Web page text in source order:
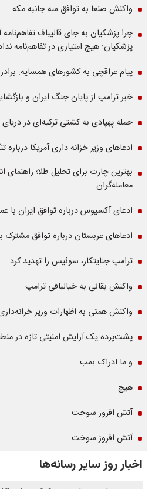
واکنش صنعا به توافق سه جانبه مکه
چرا پزشکیان به جای قالیباف
پزشکیان: هیچ امتیازی در تفاهم‌نامه
پیام عراقچی به کشورهای همسایه:
خبر ترامپ از پایان جنگ ایران و
حمله پهپادی به کشتی ترکیه‌ای در
ادعاهای وزیر خزانه داری آمریکا درباره
بهترین چارت برای تحلیل طلا؛ راهنمای
معامله‌گران
ادعای آکسیوس درباره توافق ایران با
ادعاهای عربستان درباره توافق مشترک
ترامپ جنایتکار، سوئیس را تهدید کرد
واکنش بقائی به خیالبافی ترامپ
واکنش همتی به اظهارات وزیر
پشت‌پرده یک آرایش امنیتی تازه در
و ما ادراک بمب
هیچ
آتش افروز سوخت
آتش افروز سوخت